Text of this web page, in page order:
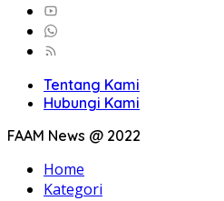
Tentang Kami
Hubungi Kami
FAAM News @ 2022
Home
Kategori